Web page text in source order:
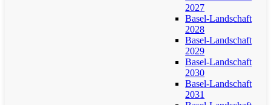
2027
Basel-Landschaft
2028
Basel-Landschaft
2029
Basel-Landschaft
2030
Basel-Landschaft
2031